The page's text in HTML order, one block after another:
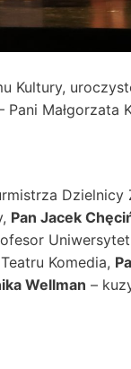
Kultury,
Małgorzata
Dzielnicy
Pan Jacek
Komedia,
Wellman –